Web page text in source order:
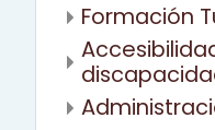
Formación